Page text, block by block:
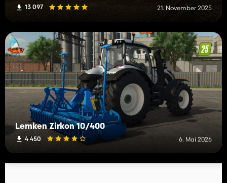
13 097 21. November 2025
Lemken Zirkon 10/400
4 450 6. Mai 2026